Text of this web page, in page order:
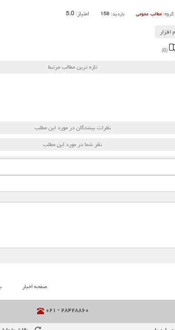
گروه: مطالب عمومی بازدید: 158 امتیاز:5.0
افزار
(0)
تازه ترین مطالب مرتبط
نظرات بینندگان در مورد این مطلب
نظر شما در مورد این مطلب
صفحه اخبار
۲۸۴۲۸۸۶۰ - ۰۲۱